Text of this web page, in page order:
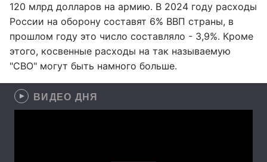
120 млрд долларов на армию. В 2024 году расходы
России на оборону составят 6% ВВП страны, в
прошлом году это число составляло - 3,9%. Кроме
этого, косвенные расходы на так называемую
"СВО" могут быть намного больше.
ВИДЕО ДНЯ